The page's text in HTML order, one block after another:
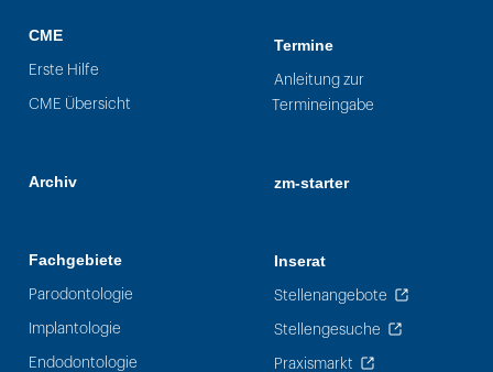
CME
Erste Hilfe
CME Übersicht
Archiv
Fachgebiete
Parodontologie
Implantologie
Endodontologie
Termine
Anleitung zur
Termineingabe
zm-starter
Inserat
Stellenangebote
Stellengesuche
Praxismarkt